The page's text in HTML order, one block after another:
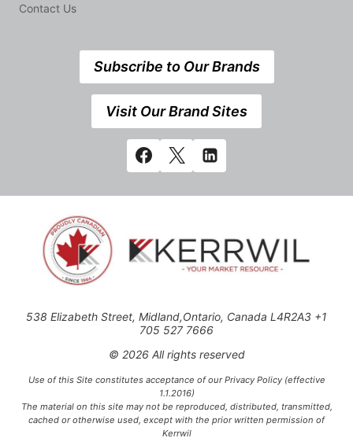
Contact Us
Subscribe to Our Brands
Visit Our Brand Sites
538 Elizabeth Street, Midland,Ontario, Canada L4R2A3 +1
705 527 7666
© 2026 All rights reserved
Use of this Site constitutes acceptance of our Privacy Policy (effective
1.1.2016)
The material on this site may not be reproduced, distributed, transmitted,
cached or otherwise used, except with the prior written permission of
Kerrwil